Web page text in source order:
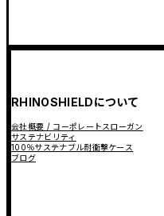
RHINOSHIELDについて
会社概要 / コーポレートスローガン
サステナビリティ
100％サステナブル耐衝撃ケース
ブログ